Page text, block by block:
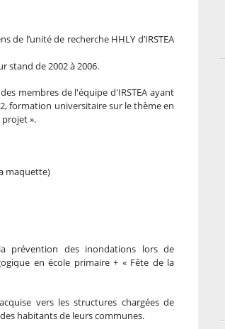
l’unité de recherche HHLY d’IRSTEA
stand de 2002 à 2006.
membres de l'équipe d'IRSTEA ayant
formation universitaire sur le thème en
».
maquette)
prévention des inondations lors de
en école primaire + « Fête de la
vers les structures chargées de
habitants de leurs communes.